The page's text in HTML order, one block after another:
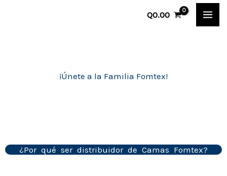
Q0.00
¡Únete a la Familia Fomtex!
¿Por qué ser distribuidor de Camas Fomtex?